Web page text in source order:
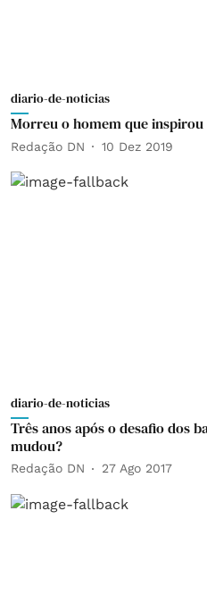
diario-de-noticias
Morreu o homem que inspirou
Redação DN 10 Dez 2019
diario-de-noticias
Três anos após o desafio dos
mudou?
Redação DN 27 Ago 2017